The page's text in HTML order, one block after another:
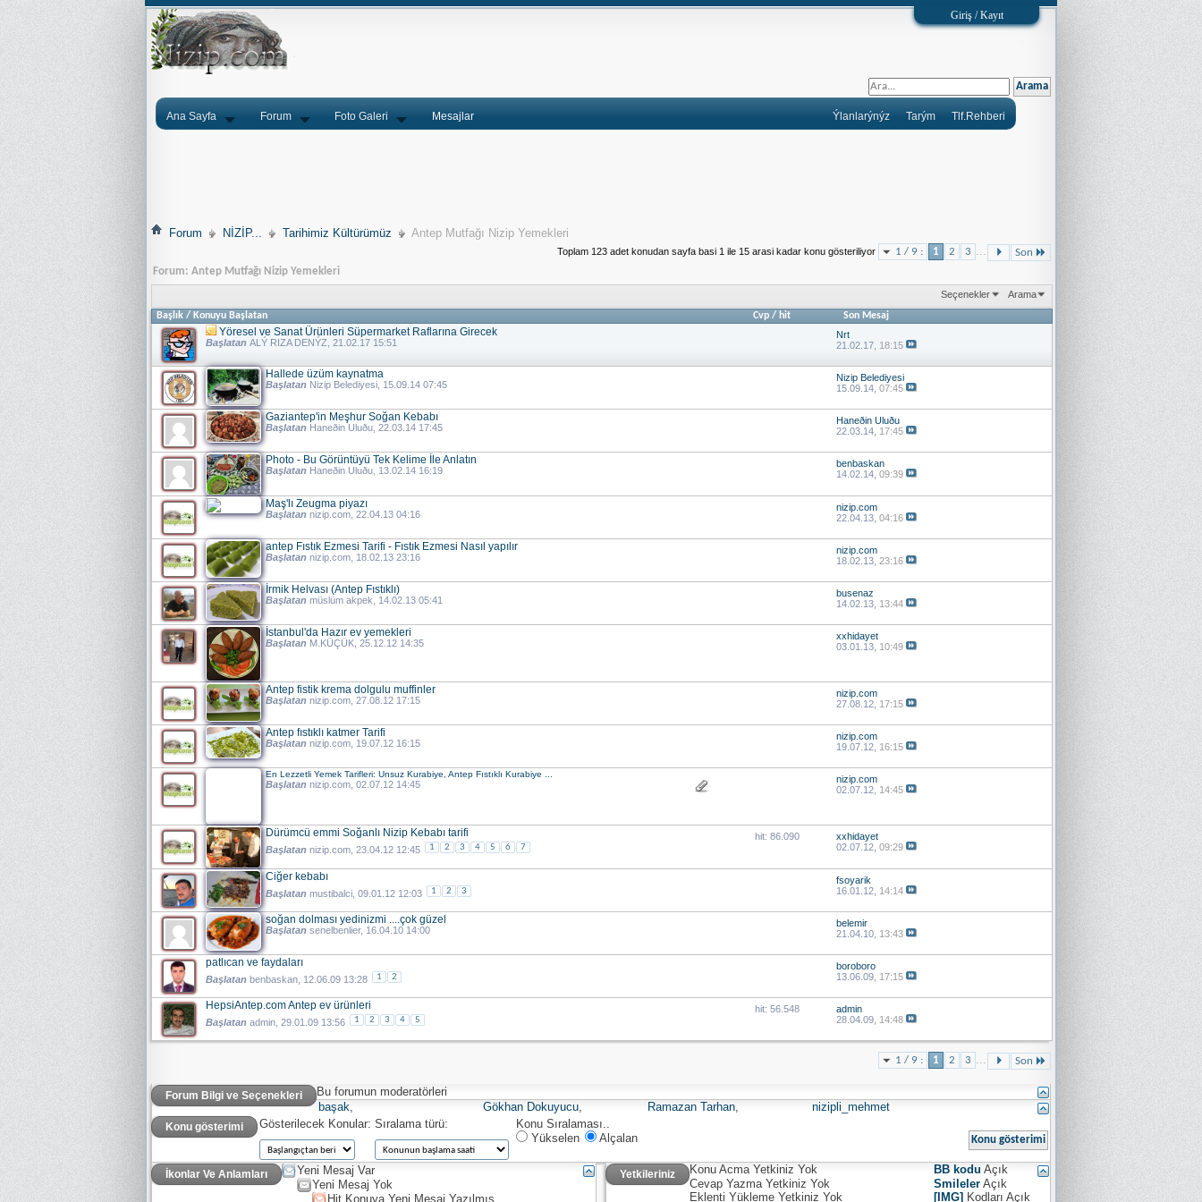
Giriş / Kayıt
Ana Sayfa Forum Foto Galeri Mesajlar Tlf.Rehberi
Tarým
Ýlanlarýnýz
Forum NİZİP... Tarihimiz Kültürümüz Antep Mutfağı Nizip Yemekleri
1 / 9 : 1 2 3 ... Son
Toplam 123 adet konudan sayfa basi 1 ile 15 arasi kadar konu gösteriliyor
Forum: Antep Mutfağı Nizip Yemekleri
Seçenekler Arama
Başlık / Konuyu Başlatan Cvp / hit Son Mesaj
Yöresel ve Sanat Ürünleri Süpermarket Raflarına Girecek
Başlatan ALÝ RIZA DENÝZ, 21.02.17 15:51
Nrt
21.02.17, 18:15
Hallede üzüm kaynatma
Başlatan Nizip Belediyesi, 15.09.14 07:45
Nizip Belediyesi
15.09.14, 07:45
Gaziantep'in Meşhur Soğan Kebabı
Başlatan Haneðin Uluðu, 22.03.14 17:45
Haneðin Uluðu
22.03.14, 17:45
Photo - Bu Görüntüyü Tek Kelime İle Anlatın
Başlatan Haneðin Uluðu, 13.02.14 16:19
benbaskan
14.02.14, 09:39
Maş'lı Zeugma piyazı
Başlatan nizip.com, 22.04.13 04:16
nizip.com
22.04.13, 04:16
antep Fıstık Ezmesi Tarifi - Fıstık Ezmesi Nasıl yapılır
Başlatan nizip.com, 18.02.13 23:16
nizip.com
18.02.13, 23:16
İrmik Helvası (Antep Fıstıklı)
Başlatan müslüm akpek, 14.02.13 05:41
busenaz
14.02.13, 13:44
İstanbul'da Hazır ev yemekleri
Başlatan M.KÜÇÜK, 25.12.12 14:35
xxhidayet
03.01.13, 10:49
Antep fistik krema dolgulu muffinler
Başlatan nizip.com, 27.08.12 17:15
nizip.com
27.08.12, 17:15
Antep fıstıklı katmer Tarifi
Başlatan nizip.com, 19.07.12 16:15
nizip.com
19.07.12, 16:15
En Lezzetli Yemek Tarifleri: Unsuz Kurabiye, Antep Fıstıklı Kurabiye ...
Başlatan nizip.com, 02.07.12 14:45
nizip.com
02.07.12, 14:45
Dürümcü emmi Soğanlı Nizip Kebabı tarifi
Başlatan nizip.com , 23.04.12 12:45 1 2 3 4 5 6 7
hit: 86.090
xxhidayet
02.07.12, 09:29
Ciğer kebabı
Başlatan mustibalci , 09.01.12 12:03 1 2 3
fsoyarik
16.01.12, 14:14
soğan dolması yedinizmi ....çok güzel
Başlatan senelbenlier, 16.04.10 14:00
belemir
21.04.10, 13:43
patlıcan ve faydaları
Başlatan benbaskan , 12.06.09 13:28 1 2
boroboro
13.06.09, 17:15
HepsiAntep.com Antep ev ürünleri
Başlatan admin , 29.01.09 13:56 1 2 3 4 5
hit: 56.548
admin
28.04.09, 14:48
1 / 9 : 1 2 3 ... Son
Forum Bilgi ve Seçenekleri
Bu forumun moderatörleri
başak, Gökhan Dokuyucu, Ramazan Tarhan, nizipli_mehmet
Konu gösterimi Gösterilecek Konular: Sıralama türü:
Konu Sıralaması..
Yükselen
Alçalan
İkonlar Ve Anlamları
Yeni Mesaj Var
Yeni Mesaj Yok
Hit Konuya Yeni Mesaj Yazılmış
Yetkileriniz Konu Acma Yetkiniz Yok
Cevap Yazma Yetkiniz Yok
Eklenti Yükleme Yetkiniz Yok
BB kodu Açık
Smileler Açık
[IMG] Kodları Açık